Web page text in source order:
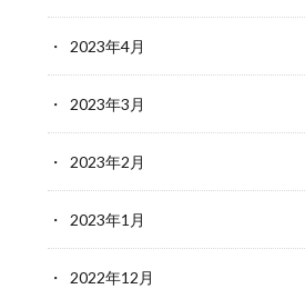
2023年4月
2023年3月
2023年2月
2023年1月
2022年12月